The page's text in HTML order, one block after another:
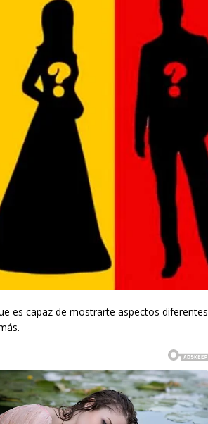
es capaz de mostrarte aspectos diferentes